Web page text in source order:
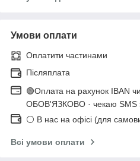
Умови оплати
Оплатити частинами
Післяплата
🟢Оплата на рахунок IBAN
ОБОВ'ЯЗКОВО · чекаю SMS з
⚪ В нас на офісі (для
Всі умови оплати